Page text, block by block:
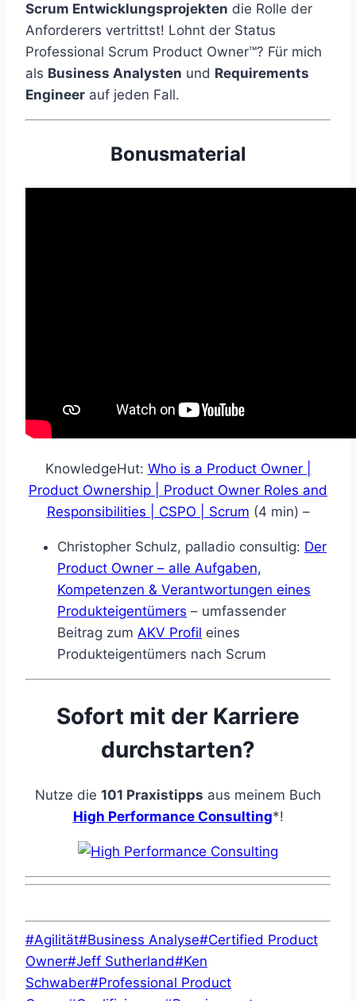
Scrum Entwicklungsprojekten die Rolle der
Anforderers vertrittst! Lohnt der Status
Professional Scrum Product Owner™? Für mich
als Business Analysten und Requirements
Engineer auf jeden Fall.
Bonusmaterial
KnowledgeHut: Who is a Product Owner |
Product Ownership | Product Owner Roles and
Responsibilities | CSPO | Scrum (4 min) –
Christopher Schulz, palladio consultig: Der
Product Owner – alle Aufgaben,
Kompetenzen & Verantwortungen eines
Produkteigentümers – umfassender
Beitrag zum AKV Profil eines
Produkteigentümers nach Scrum
Sofort mit der Karriere
durchstarten?
Nutze die 101 Praxistipps aus meinem Buch
High Performance Consulting*!
Schlagworte:
#Agilität#Business Analyse#Certified Product
Owner#Jeff Sutherland#Ken
Schwaber#Professional Product